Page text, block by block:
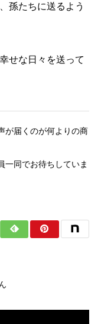
孫たちに送るよう
せな日々を送って
が届くのが何よりの商
一同でお待ちしていま